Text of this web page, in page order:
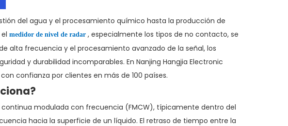
del agua y el procesamiento químico hasta la producción de
medidor de nivel de radar , especialmente los tipos de no contacto, se
alta frecuencia y el procesamiento avanzado de la señal, los
y durabilidad incomparables. En Nanjing Hangjia Electronic
confianza por clientes en más de 100 países.
modulada con frecuencia (FMCW), típicamente dentro del
hacia la superficie de un líquido. El retraso de tiempo entre la